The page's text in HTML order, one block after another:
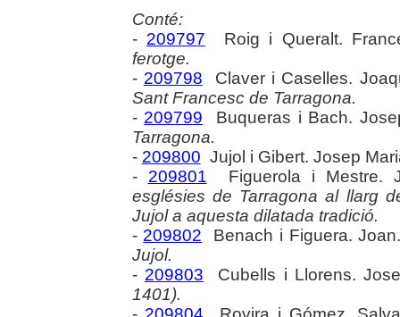
Conté:
- 209797 Roig i Queralt.
ferotge.
- 209798 Claver i Caselles.
Sant Francesc de Tarragona.
- 209799 Buqueras i Bach.
Tarragona.
- 209800 Jujol i Gibert. Josep
- 209801 Figuerola i Mestre.
esglésies de Tarragona al llarg
Jujol a aquesta dilatada tradició.
- 209802 Benach i Figuera.
Jujol.
- 209803 Cubells i Llorens.
1401).